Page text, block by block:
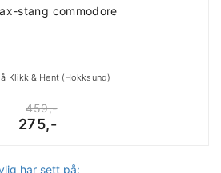
stang commodore
Klikk & Hent (Hokksund)
459,-
275,-
har sett på: